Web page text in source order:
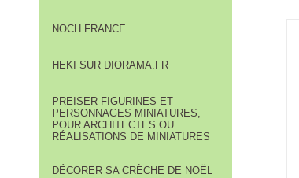
NOCH FRANCE
HEKI SUR DIORAMA.FR
PREISER FIGURINES ET
PERSONNAGES MINIATURES,
POUR ARCHITECTES OU
RÉALISATIONS DE MINIATURES
DÉCORER SA CRÈCHE DE NOËL